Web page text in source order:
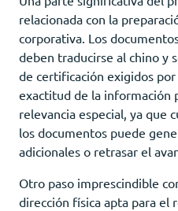
relacionada con la
corporativa. Los
deben traducirse al chino y
de certificación exigidos
exactitud de la información
relevancia especial, ya que
los documentos puede
adicionales o retrasar el
Otro paso imprescindible
dirección física apta para el